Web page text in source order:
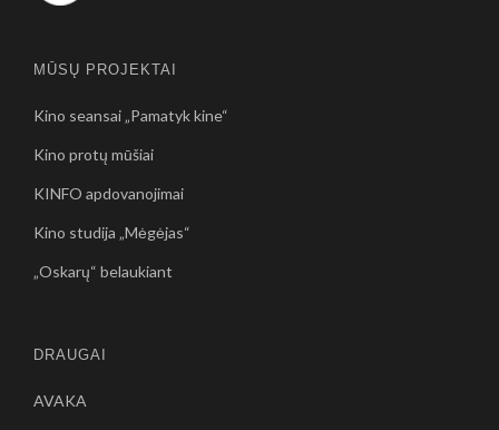
MŪSŲ PROJEKTAI
Kino seansai „Pamatyk kine“
Kino protų mūšiai
KINFO apdovanojimai
Kino studija „Mėgėjas“
„Oskarų“ belaukiant
DRAUGAI
AVAKA